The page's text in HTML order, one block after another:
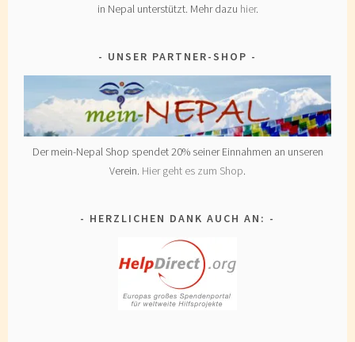
in Nepal unterstützt. Mehr dazu hier.
UNSER PARTNER-SHOP
Der mein-Nepal Shop spendet 20% seiner Einnahmen an unseren
Verein. Hier geht es zum Shop.
HERZLICHEN DANK AUCH AN: